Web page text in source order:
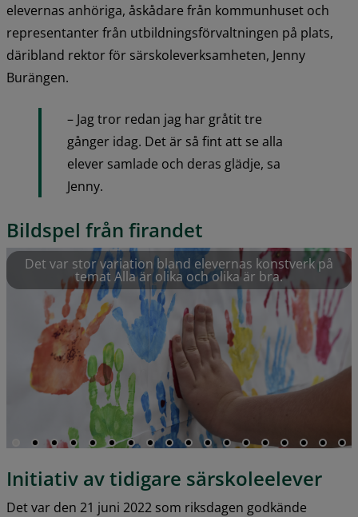
elevernas anhöriga, åskådare från kommunhuset och
representanter från utbildningsförvaltningen på plats,
däribland rektor för särskoleverksamheten, Jenny
Burängen.
– Jag tror redan jag har gråtit tre
gånger idag. Det är så fint att se alla
elever samlade och deras glädje, sa
Jenny.
Bildspel från firandet
Det var stor variation bland elevernas konstverk på
temat Alla är olika och olika är bra.
Initiativ av tidigare särskoleelever
Det var den 21 juni 2022 som riksdagen godkände